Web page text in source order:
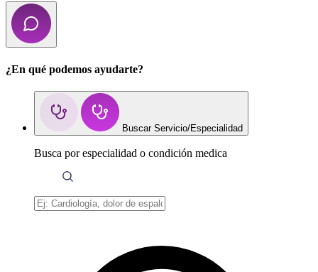
¿En qué podemos ayudarte?
Buscar Servicio/Especialidad
Busca por especialidad o condición medica